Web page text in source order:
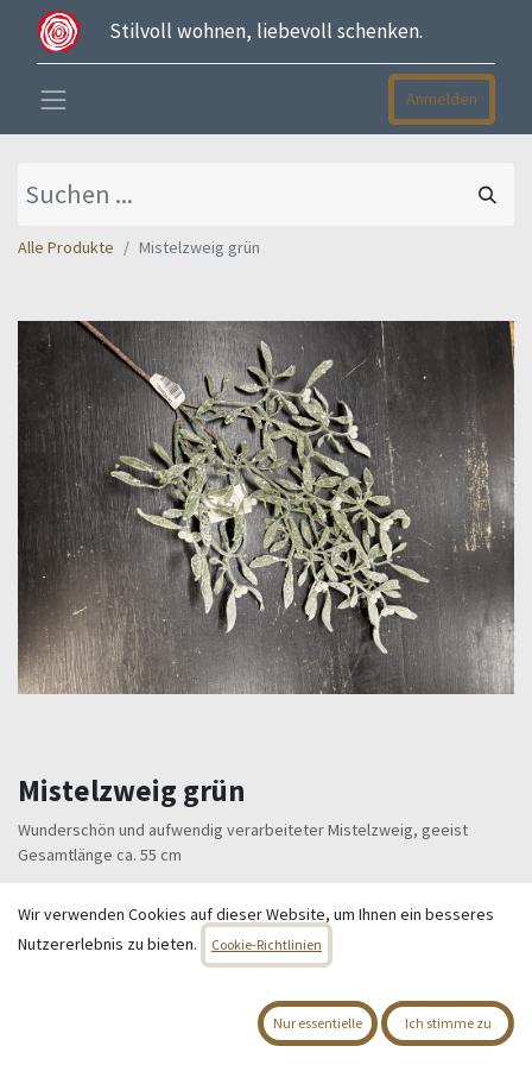
Stilvoll wohnen, liebevoll schenken.
Anmelden
Alle Produkte Mistelzweig grün
Mistelzweig grün
Wunderschön und aufwendig verarbeiteter Mistelzweig, geeist
Gesamtlänge ca. 55 cm
6,95 Alle Preise inkl. MwSt. zzgl. Versandkosten
IN DEN WARENKORB
Wir verwenden Cookies auf dieser Website, um Ihnen ein besseres
Nutzererlebnis zu bieten.
Cookie-Richtlinien
Nur essentielle Ich stimme zu